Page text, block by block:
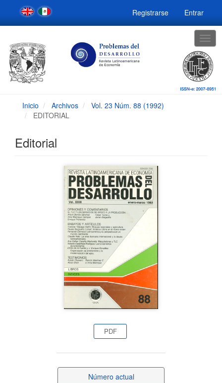
Navegación
principal
Contenido
Barra
lateral
Registrarse Entrar
Inicio Archivos
Vol. 23 Núm. 88 (1992)
EDITORIAL
Editorial
PDF
Número actual